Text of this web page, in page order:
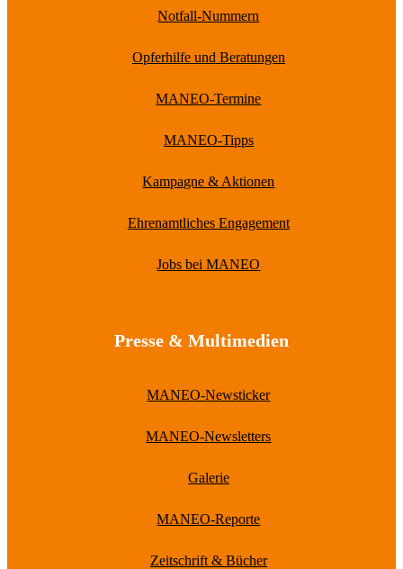
Notfall-Nummern
Opferhilfe und Beratungen
MANEO-Termine
MANEO-Tipps
Kampagne & Aktionen
Ehrenamtliches Engagement
Jobs bei MANEO
Presse & Multimedien
MANEO-Newsticker
MANEO-Newsletters
Galerie
MANEO-Reporte
Zeitschrift & Bücher